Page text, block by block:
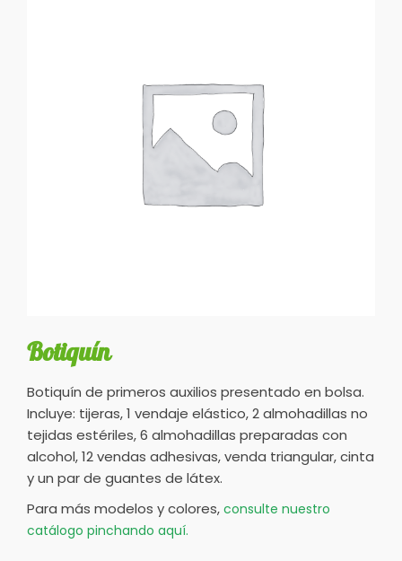
Botiquín
Botiquín de primeros auxilios presentado en bolsa.
Incluye: tijeras, 1 vendaje elástico, 2 almohadillas no
tejidas estériles, 6 almohadillas preparadas con
alcohol, 12 vendas adhesivas, venda triangular, cinta
y un par de guantes de látex.
Para más modelos y colores, consulte nuestro
catálogo pinchando aquí.